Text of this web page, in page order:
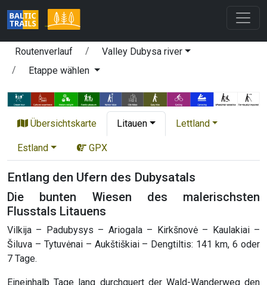
Routenverlauf
Valley Dubysa river
Etappe wählen
Übersichtskarte Litauen Lettland
Estland GPX
Entlang den Ufern des Dubysatals
Die bunten Wiesen des malerischsten
Flusstals Litauens
Vilkija – Padubysys – Ariogala – Kirkšnovė – Kaulakiai –
Šiluva – Tytuvėnai – Aukštiškiai – Dengtiltis: 141 km, 6 oder
7 Tage.
Eineinhalb Tage lang durchquert der Wald-Wanderweg den